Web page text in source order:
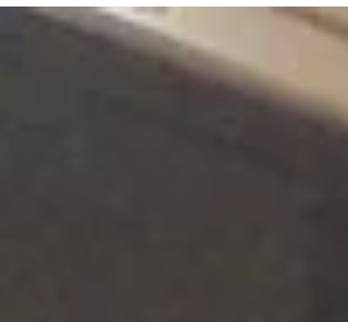
daarbij waren verschillende...